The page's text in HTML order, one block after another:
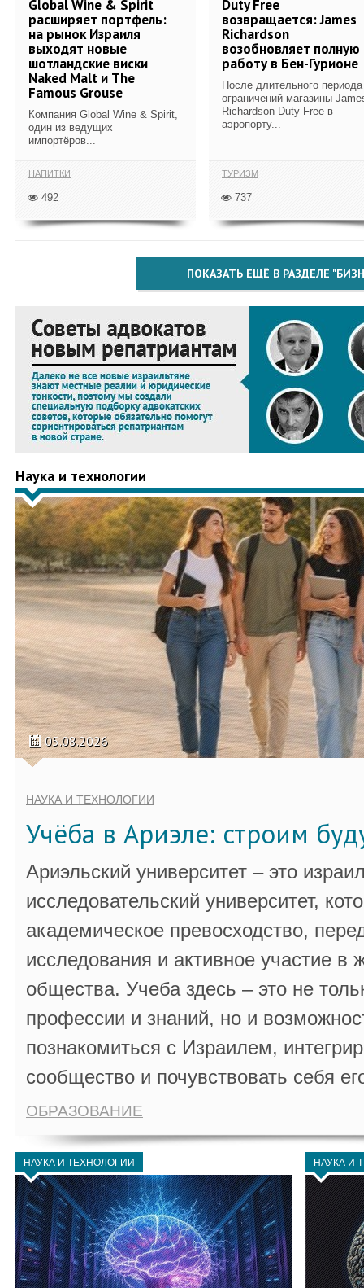
Global Wine & Spirit
расширяет портфель:
на рынок Израиля
выходят новые
шотландские виски
Naked Malt и The
Famous Grouse
Компания Global Wine & Spirit,
один из ведущих
импортёров...
НАПИТКИ
492
Duty Free
возвращается: James
Richardson
возобновляет полную
работу в Бен-Гурионе
После длительного периода
ограничений магазины
Richardson Duty Free в
аэропорту...
ТУРИЗМ
737
ПОКАЗАТЬ ЕЩЁ В РАЗДЕЛЕ
Наука и технологии
05.08.2026
НАУКА И ТЕХНОЛОГИИ
Учёба в Ариэле: строим
Ариэльский университет – это
исследовательский университет,
академическое превосходство,
исследования и активное участие в
общества. Учеба здесь – это не
профессии и знаний, но и
познакомиться с Израилем,
сообщество и почувствовать себя
ОБРАЗОВАНИЕ
НАУКА И ТЕХНОЛОГИИ НАУКА И